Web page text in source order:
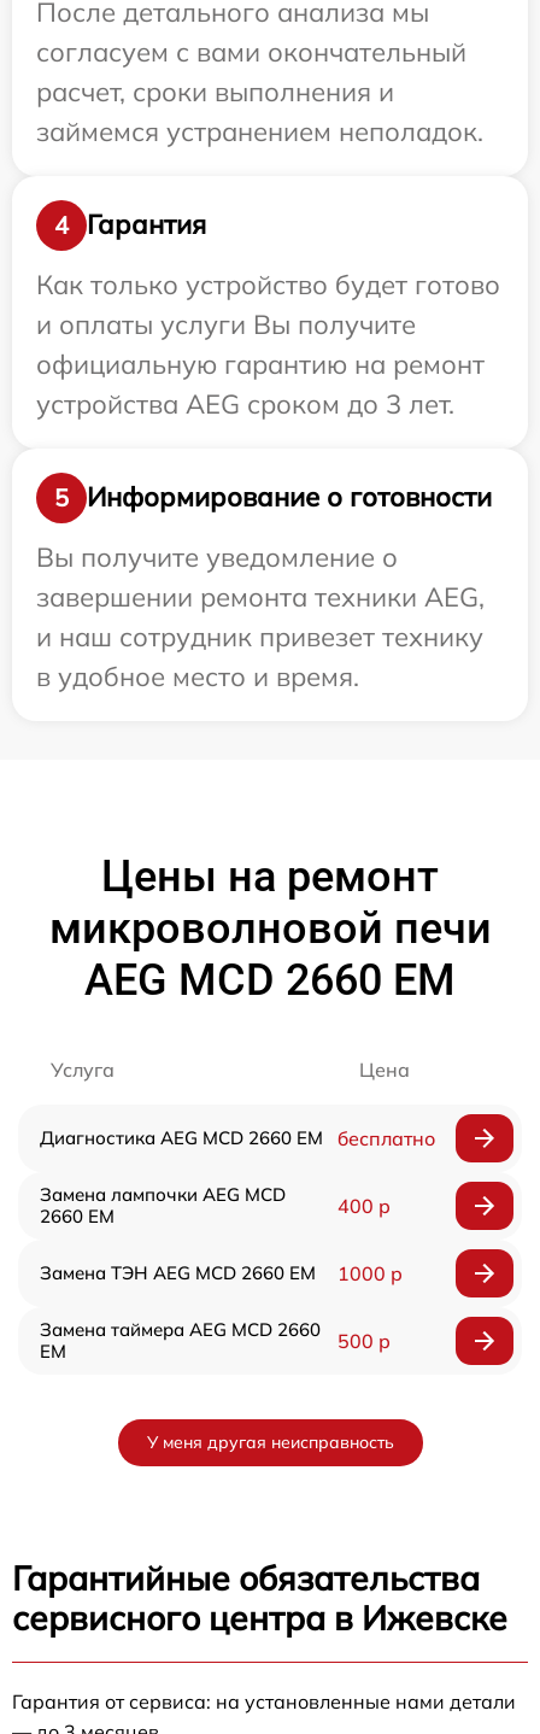
После детального анализа мы
согласуем с вами окончательный
расчет, сроки выполнения и
займемся устранением неполадок.
4
Гарантия
Как только устройство будет готово
и оплаты услуги Вы получите
официальную гарантию на ремонт
устройства AEG сроком до 3 лет.
5
Информирование о готовности
Вы получите уведомление о
завершении ремонта техники AEG,
и наш сотрудник привезет технику
в удобное место и время.
Цены на ремонт
микроволновой печи
AEG MCD 2660 EM
Услуга Цена
Диагностика AEG MCD 2660 EM бесплатно
Замена лампочки AEG MCD
2660 EM
400 р
Замена ТЭН AEG MCD 2660 EM 1000 р
Замена таймера AEG MCD 2660
EM
500 р
У меня другая неисправность
Гарантийные обязательства
сервисного центра в Ижевске
Гарантия от сервиса: на установленные нами детали